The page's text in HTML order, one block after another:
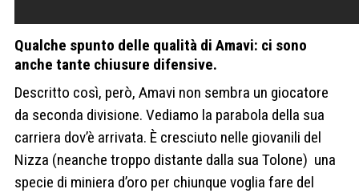
Qualche spunto delle qualità di Amavi: ci sono
anche tante chiusure difensive.
Descritto così, però, Amavi non sembra un giocatore
da seconda divisione. Vediamo la parabola della sua
carriera dov’è arrivata. È cresciuto nelle giovanili del
Nizza (neanche troppo distante dalla sua Tolone) una
specie di miniera d’oro per chiunque voglia fare del